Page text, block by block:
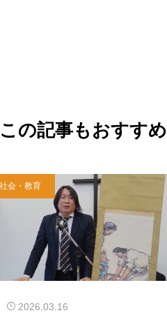
この記事もおすすめ
社会・教育
2026.03.16